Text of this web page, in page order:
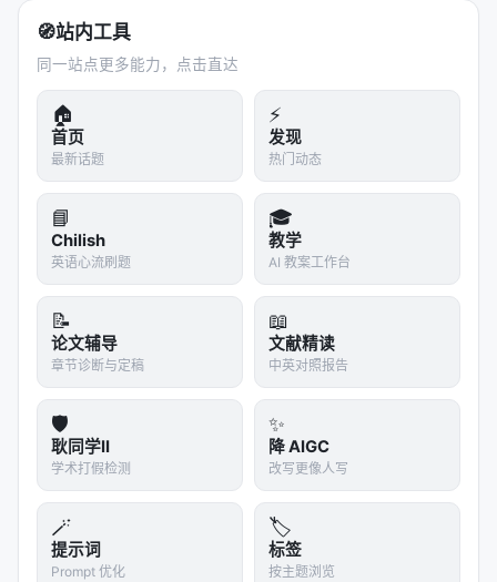
🧭站内工具
同一站点更多能力，点击直达
🏠
首页
最新话题
⚡
发现
热门动态
📘
Chilish
英语心流刷题
🎓
教学
AI 教案工作台
📝
论文辅导
章节诊断与定稿
📖
文献精读
中英对照报告
🛡️
耿同学II
学术打假检测
✨
降 AIGC
改写更像人写
🪄
提示词
Prompt 优化
🏷️
标签
按主题浏览